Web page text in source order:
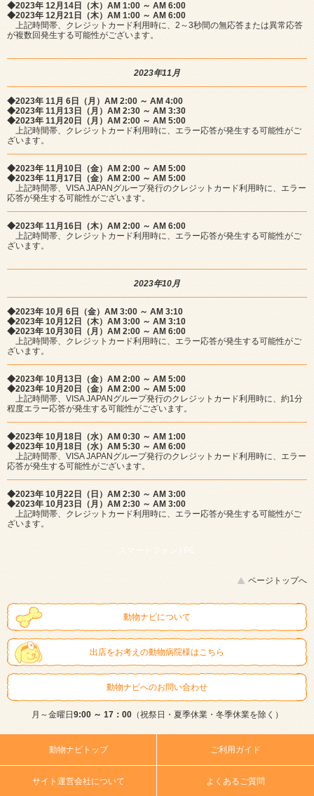
◆2023年 12月14日（木）AM 1:00 ～ AM 6:00
◆2023年 12月21日（木）AM 1:00 ～ AM 6:00
上記時間帯、クレジットカード利用時に、2～3秒間の無応答または異常応答
が複数回発生する可能性がございます。
2023年11月
◆2023年 11月 6日（月）AM 2:00 ～ AM 4:00
◆2023年 11月13日（月）AM 2:30 ～ AM 3:30
◆2023年 11月20日（月）AM 2:00 ～ AM 5:00
上記時間帯、クレジットカード利用時に、エラー応答が発生する可能性がご
ざいます。
◆2023年 11月10日（金）AM 2:00 ～ AM 5:00
◆2023年 11月17日（金）AM 2:00 ～ AM 5:00
上記時間帯、VISA JAPANグループ発行のクレジットカード利用時に、エラー
応答が発生する可能性がございます。
◆2023年 11月16日（木）AM 2:00 ～ AM 6:00
上記時間帯、クレジットカード利用時に、エラー応答が発生する可能性がご
ざいます。
2023年10月
◆2023年 10月 6日（金）AM 3:00 ～ AM 3:10
◆2023年 10月12日（木）AM 3:00 ～ AM 3:10
◆2023年 10月30日（月）AM 2:00 ～ AM 6:00
上記時間帯、クレジットカード利用時に、エラー応答が発生する可能性がご
ざいます。
◆2023年 10月13日（金）AM 2:00 ～ AM 5:00
◆2023年 10月20日（金）AM 2:00 ～ AM 5:00
上記時間帯、VISA JAPANグループ発行のクレジットカード利用時に、約1分
程度エラー応答が発生する可能性がございます。
◆2023年 10月18日（水）AM 0:30 ～ AM 1:00
◆2023年 10月18日（水）AM 5:30 ～ AM 6:00
上記時間帯、VISA JAPANグループ発行のクレジットカード利用時に、エラー
応答が発生する可能性がございます。
◆2023年 10月22日（日）AM 2:30 ～ AM 3:00
◆2023年 10月23日（月）AM 2:30 ～ AM 3:00
上記時間帯、クレジットカード利用時に、エラー応答が発生する可能性がご
ざいます。
スマートフォン | PC
ページトップへ
動物ナビについて
出店をお考えの動物病院様はこちら
動物ナビへのお問い合わせ
月～金曜日 9:00 ～ 17：00（祝祭日・夏季休業・冬季休業を除く）
動物ナビトップ ご利用ガイド
サイト運営会社について よくあるご質問